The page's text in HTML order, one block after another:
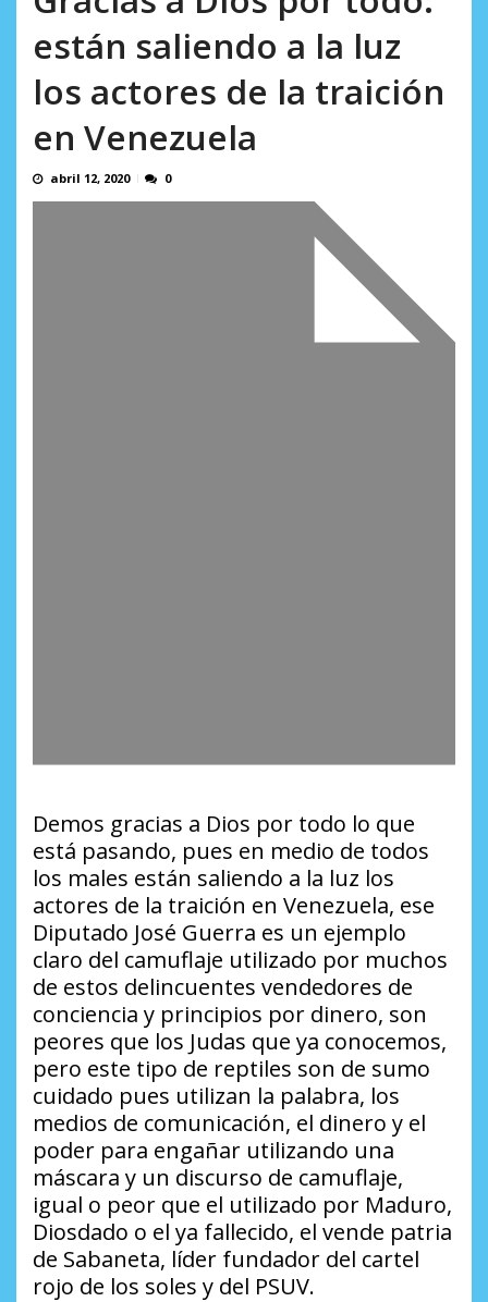
están saliendo a la luz
los actores de la traición
en Venezuela
abril 12, 2020 0
Demos gracias a Dios por todo lo que
está pasando, pues en medio de todos
los males están saliendo a la luz los
actores de la traición en Venezuela, ese
Diputado José Guerra es un ejemplo
claro del camuflaje utilizado por muchos
de estos delincuentes vendedores de
conciencia y principios por dinero, son
peores que los Judas que ya conocemos,
pero este tipo de reptiles son de sumo
cuidado pues utilizan la palabra, los
medios de comunicación, el dinero y el
poder para engañar utilizando una
máscara y un discurso de camuflaje,
igual o peor que el utilizado por Maduro,
Diosdado o el ya fallecido, el vende patria
de Sabaneta, líder fundador del cartel
rojo de los soles y del PSUV.